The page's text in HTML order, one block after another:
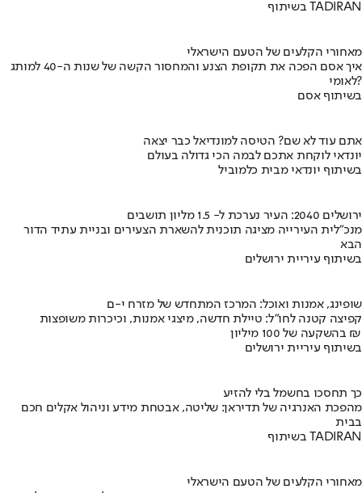
בשיתוף TADIRAN
מאחורי הקלעים של הטעם הישראלי
איך אסם הפכה את תקופת הצנע והמחסור הקשה של שנות ה-40 למותג
לאומי?
בשיתוף אסם
אתם עוד לא שם? הטיסה למונדיאל כבר יצאה
יונדאי לוקחת אתכם לבמה הכי גדולה בעולם
בשיתוף יונדאי מבית כלמוביל
ירושלים 2040: העיר נערכת ל- 1.5 מליון תושבים
מנכ"לית העירייה מציגה תוכנית להשארת הצעירים ובניית עתיד הדור
הבא
בשיתוף עיריית ירושלים
שופינג, אמנות ואוכל: המרכז המתחדש של מזרח י-ם
קפיצה קטנה לחו"ל: טיילת חדשה, מיצגי אמנות, וכיכרות משופצות
בהשקעה של 100 מיליון ₪
בשיתוף עיריית ירושלים
כך תחסכו בחשמל בלי להזיע
מהפכת האנרגיה של תדיראן: שליטה, אבטחת מידע וניהול אקלים חכם
בבית
בשיתוף TADIRAN
מאחורי הקלעים של הטעם הישראלי